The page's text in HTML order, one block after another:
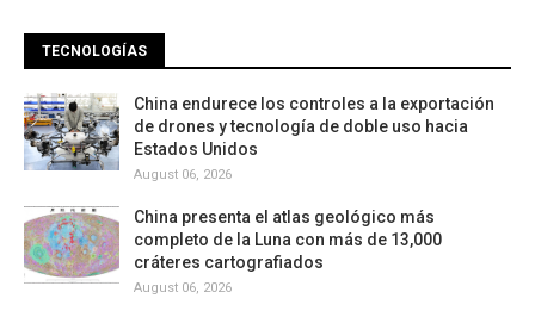
TECNOLOGÍAS
China endurece los controles a la exportación
de drones y tecnología de doble uso hacia
Estados Unidos
August 06, 2026
China presenta el atlas geológico más
completo de la Luna con más de 13,000
cráteres cartografiados
August 06, 2026